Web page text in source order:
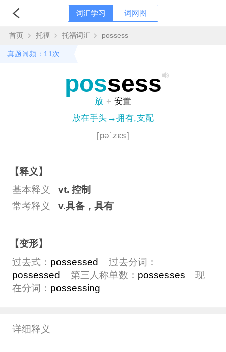
词汇学习 词网图
首页 托福 托福词汇 possess
真题词频：11次
possess
放 + 安置
放在手头→拥有,支配
[pəˈzɛs]
【释义】
基本释义
vt. 控制
常考释义
v.具备，具有
【变形】
过去式： possessed
过去分词：
possessed
第三人称单数： possesses
现
在分词： possessing
详细释义